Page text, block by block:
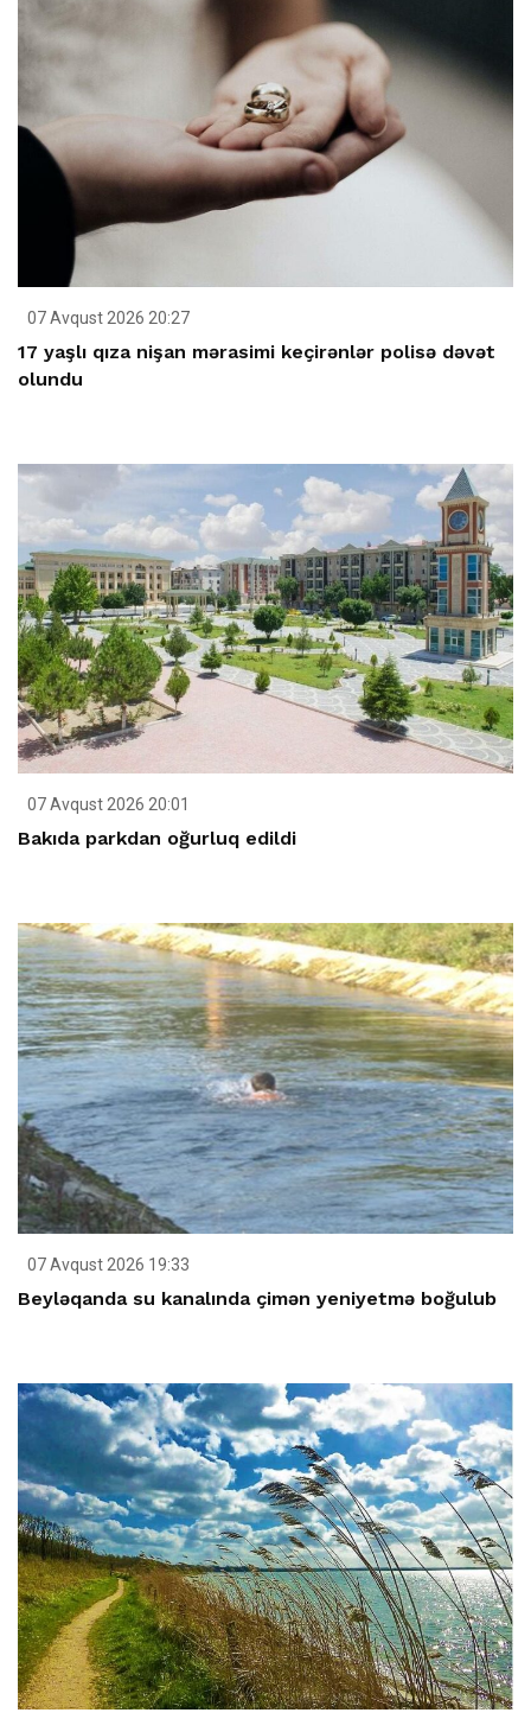
07 Avqust 2026 20:27
17 yaşlı qıza nişan mərasimi keçirənlər polisə dəvət
olundu
07 Avqust 2026 20:01
Bakıda parkdan oğurluq edildi
07 Avqust 2026 19:33
Beyləqanda su kanalında çimən yeniyetmə boğulub